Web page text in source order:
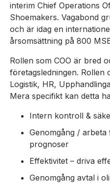
interim Chief Operations
Shoemakers. Vagabond
och är idag en
årsomsättning på 800
Rollen som COO är bred
företagsledningen.
Logistik, HR,
Mera specifikt kan detta
Intern kontroll &
Genomgång /
prognoser
Effektivitet – driva
Genomgång avtal i